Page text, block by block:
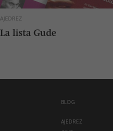
AJEDREZ
La lista Gude
BLOG
AJEDREZ